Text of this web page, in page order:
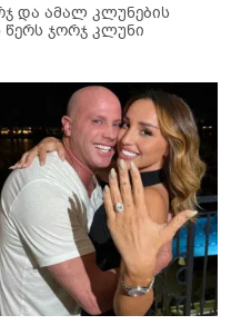
და ამალ კლუნების
წერს ჯორჯ კლუნი